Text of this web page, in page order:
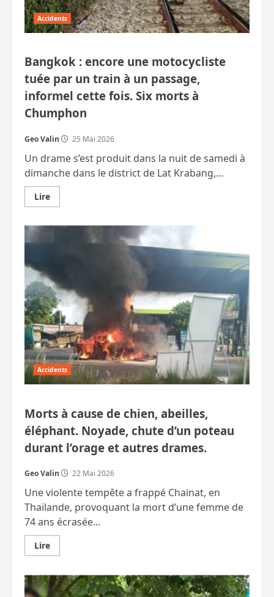
Accidents
Bangkok : encore une motocycliste
tuée par un train à un passage,
informel cette fois. Six morts à
Chumphon
Geo Valin 25 Mai 2026
Un drame s’est produit dans la nuit de samedi à
dimanche dans le district de Lat Krabang,...
LireEn
savoir
Bangkok
tuée
par
un
train
à
un
passage,
informel
cette
fois.
Six
morts
à
Chumphon
Accidents
Morts à cause de chien, abeilles,
éléphant. Noyade, chute d’un poteau
durant l’orage et autres drames.
Geo Valin 22 Mai 2026
Une violente tempête a frappé Chainat, en
Thaïlande, provoquant la mort d’une femme de
74 ans écrasée...
LireEn
savoir
Morts
à